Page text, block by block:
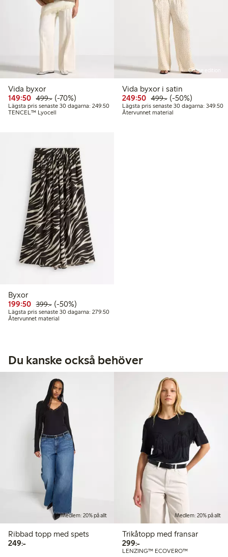
Vida byxor
149:50 Rabatterat pris: 149,50 kr
499:-Ordinarie pris: 499,00 kr
70% rabatt
(-70%)
Lägsta pris senaste 30 dagarna: 249:50Lägsta pris senaste 30 dagarna: 249,50 kr
TENCEL™ Lyocell
Online edition
Vida byxor i satin
249:50 Rabatterat pris:
499:-Ordinarie pris:
50% rabatt
(-50%)
Lägsta pris senaste 30 dagarna: 349:50
Återvunnet material
Byxor
199:50 Rabatterat pris: 199,50 kr
399:-Ordinarie pris: 399,00 kr
50% rabatt
(-50%)
Lägsta pris senaste 30 dagarna: 279:50Lägsta pris senaste 30 dagarna: 279,50 kr
Återvunnet material
Du kanske också behöver
Medlem: 20% på allt
Ribbad topp med spets
249:-249,00 kr
Medlem: 20% på allt
Trikåtopp med fransar
299:-299,00 kr
LENZING™ ECOVERO™